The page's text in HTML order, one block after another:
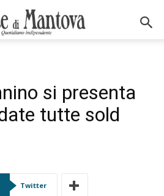
si presenta
tutte sold
Twitter